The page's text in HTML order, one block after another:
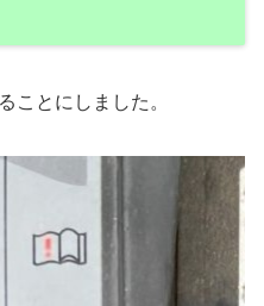
ことにしました。